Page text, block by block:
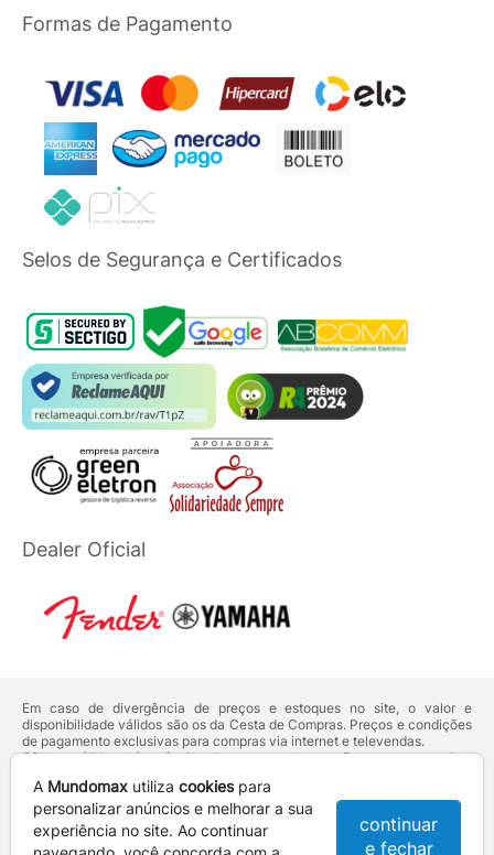
Formas de Pagamento
Selos de Segurança e Certificados
Dealer Oficial
Em caso de divergência de preços e estoques no site, o valor e
disponibilidade válidos são os da Cesta de Compras. Preços e condições
de pagamento exclusivas para compras via internet e televendas.
Ofertas válidas até o término de nossos estoques. Para compras acima
deVenda Corporativa.
Os preços apresentados no site prevalecem sobre outros anunciados em
qualquer outro meio de comunicação ou sites de buscas. Código de
Defesa do Consumidor:Lei nº 8.078.
A Mundomax utiliza cookiespara
personalizar anúncios e melhorar a sua
experiência no site. Ao continuar
continuar
e fechar